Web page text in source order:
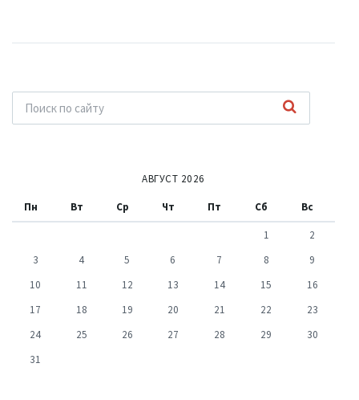
АВГУСТ 2026
Пн Вт Ср Чт Пт Сб Вс
1
2
3
4 5 6 7 8
9
10
11 12 13 14 15
16
17
18 19 20 21 22
23
24
25 26 27 28 29
30
31